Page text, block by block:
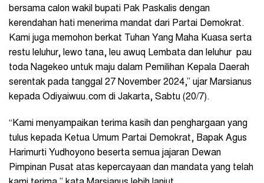
bersama calon wakil bupati Pak Paskalis dengan
kerendahan hati menerima mandat dari Partai Demokrat.
Kami juga memohon berkat Tuhan Yang Maha Kuasa serta
restu leluhur, lewo tana, leu awuq Lembata dan leluhur pau
toda Nagekeo untuk maju dalam Pemilihan Kepala Daerah
serentak pada tanggal 27 November 2024,” ujar Marsianus
kepada Odiyaiwuu.com di Jakarta, Sabtu (20/7).
“Kami menyampaikan terima kasih dan penghargaan yang
tulus kepada Ketua Umum Partai Demokrat, Bapak Agus
Harimurti Yudhoyono beserta semua jajaran Dewan
Pimpinan Pusat atas kepercayaan dan mandata yang telah